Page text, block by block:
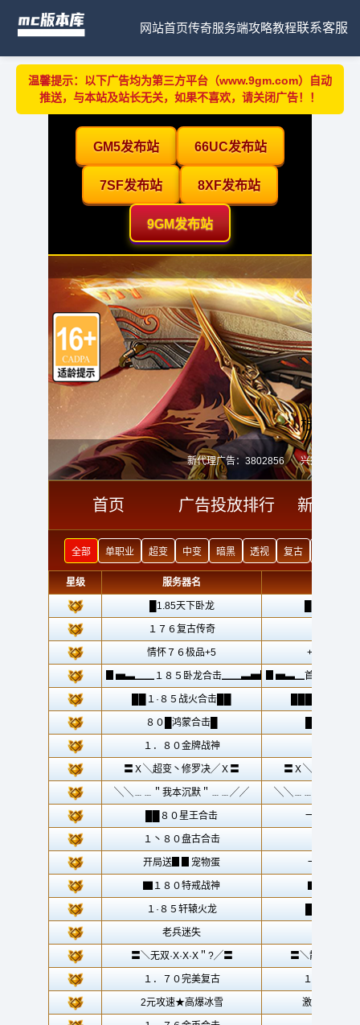
网站首页传奇服务端攻略教程联系客服
温馨提示：以下广告均为第三方平台（www.9gm.com）自动
推送，与本站及站长无关，如果不喜欢，请关闭广告！！